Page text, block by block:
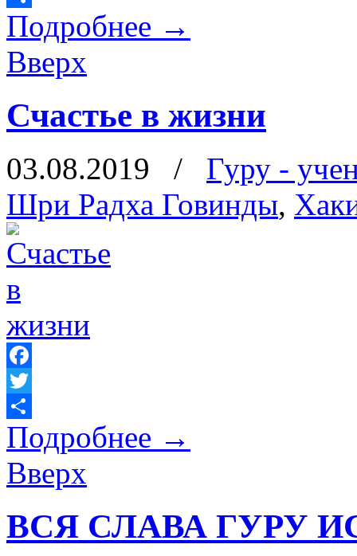
Отправить
Подробнее →
Вверх
Счастье в жизни
03.08.2019 /
Гуру -
Шри Радха Говинды,
Facebook
Twitter
Отправить
Подробнее →
Вверх
ВСЯ СЛАВА ГУРУ